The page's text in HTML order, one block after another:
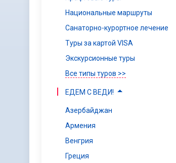
Национальные маршруты
Санаторно-курортное лечение
Туры за картой VISA
Экскурсионные туры
Все типы туров >>
ЕДЕМ С ВЕДИ!
Азербайджан
Армения
Венгрия
Греция